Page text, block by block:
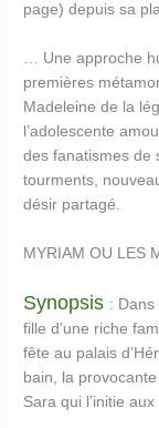
page) depuis sa
… Une approche
premières
Madeleine de la
l’adolescente
des fanatismes de
tourments,
désir partagé.
MYRIAM OU LES
Synopsis :
fille d’une riche
fête au palais
bain, la
Sara qui l’initie